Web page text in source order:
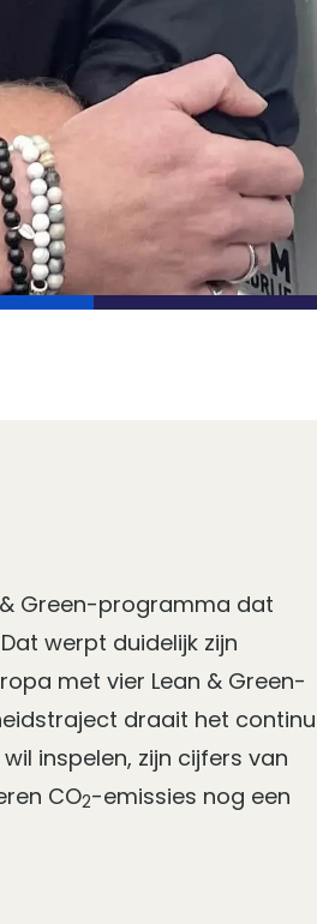
Green-programma dat
werpt duidelijk zijn
met vier Lean & Green-
draait het continu
inspelen, zijn cijfers van
CO2-emissies nog een